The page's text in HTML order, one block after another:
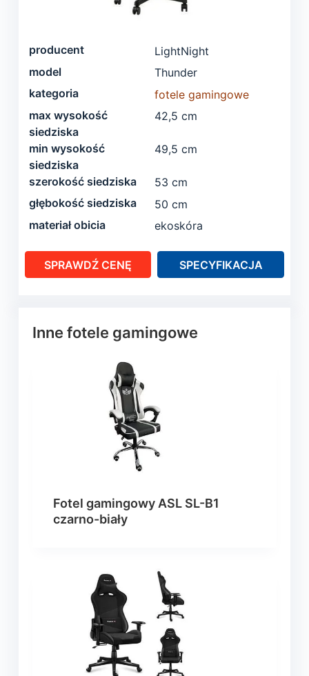
producent
LightNight
model
Thunder
kategoria
fotele gamingowe
max wysokość
siedziska
42,5 cm
min wysokość
siedziska
49,5 cm
szerokość siedziska
53 cm
głębokość siedziska
50 cm
materiał obicia
ekoskóra
SPRAWDŹ CENĘ SPECYFIKACJA
Inne fotele gamingowe
Fotel gamingowy ASL SL-B1
czarno-biały